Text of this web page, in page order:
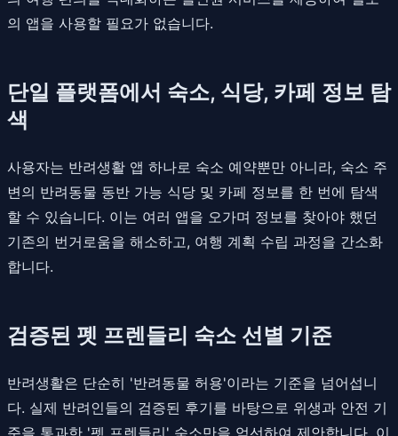
의 앱을 사용할 필요가 없습니다.
단일 플랫폼에서 숙소, 식당, 카페 정보 탐
색
사용자는 반려생활 앱 하나로 숙소 예약뿐만 아니라, 숙소 주
변의 반려동물 동반 가능 식당 및 카페 정보를 한 번에 탐색
할 수 있습니다. 이는 여러 앱을 오가며 정보를 찾아야 했던
기존의 번거로움을 해소하고, 여행 계획 수립 과정을 간소화
합니다.
검증된 펫 프렌들리 숙소 선별 기준
반려생활은 단순히 '반려동물 허용'이라는 기준을 넘어섭니
다. 실제 반려인들의 검증된 후기를 바탕으로 위생과 안전 기
준을 통과한 '펫 프렌들리' 숙소만을 엄선하여 제안합니다. 이